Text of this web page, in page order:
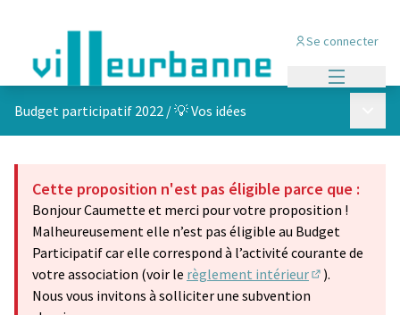
Se connecter
Budget participatif 2022 /💡 Vos idées
Cette proposition n'est pas éligible parce que :
Bonjour Caumette et merci pour votre proposition !
Malheureusement elle n’est pas éligible au Budget
Participatif car elle correspond à l’activité courante de
votre association (voir le règlement intérieur
).
Nous vous invitons à solliciter une subvention